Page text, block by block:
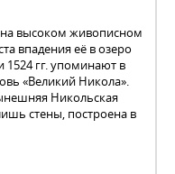
высоком живописном
впадения её в озеро
гг. упоминают в
«Великий Никола».
Никольская
стены, построена в